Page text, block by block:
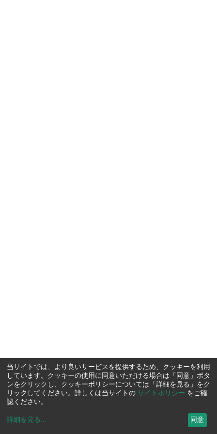
当サイトでは、より良いサービスを提供するため、クッキーを利用
しています。クッキーの使用に同意いただける場合は「同意」ボタ
ンをクリックし、クッキーポリシーについては「詳細を見る」をク
リックしてください。詳しくは当サイトの サイトポリシー をご確
認ください。
詳細を見る ... 同意